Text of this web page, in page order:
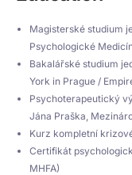
Magisterské studium
Psychologické
Bakalářské studium
York in Prague /
Psychoterapeutický
Jána Praška,
Kurz kompletní
Certifikát
MHFA)